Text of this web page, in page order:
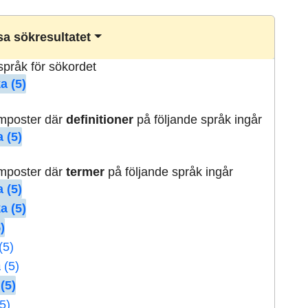
sökresultatet
för sökordet
(5)
därdefinitioner på följande språk ingår
(5)
därtermer på följande språk ingår
(5)
(5)
(5)